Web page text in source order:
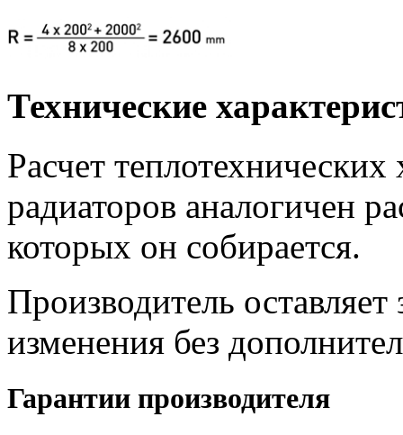
Технические
Расчет теплотехнических
радиаторов аналогичен
которых он собирается.
Производитель
изменения без
Гарантии производителя